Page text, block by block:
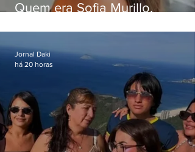
Quem era Sofia Murillo,
em queda de helicóptero no
Jornal Daki
há 20 horas